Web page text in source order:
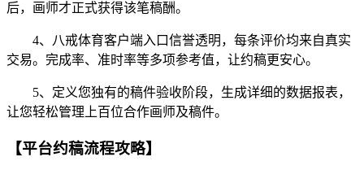
后，画师才正式获得该笔稿酬。
4、八戒体育客户端入口信誉透明，每条评价均来自真实
交易。完成率、准时率等多项参考值，让约稿更安心。
5、定义您独有的稿件验收阶段，生成详细的数据报表，
让您轻松管理上百位合作画师及稿件。
【平台约稿流程攻略】